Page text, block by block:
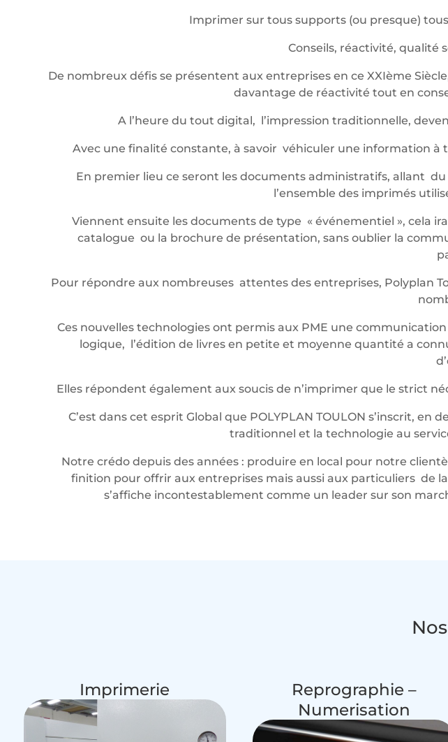
Imprimer sur tous supports (ou presque)
Conseils, réactivité, qualité
De nombreux défis se présentent aux entreprises en ce XXIème
davantage de réactivité tout en
A l’heure du tout digital, l’impression traditionnelle,
Avec une finalité constante, à savoir véhiculer une information
En premier lieu ce seront les documents administratifs, allant
l’ensemble des imprimés
Viennent ensuite les documents de type « événementiel », cela
catalogue ou la brochure de présentation, sans oublier la
Pour répondre aux nombreuses attentes des entreprises, Polyplan
Ces nouvelles technologies ont permis aux PME une
logique, l’édition de livres en petite et moyenne quantité a
Elles répondent également aux soucis de n’imprimer que le strict
C’est dans cet esprit Global que POLYPLAN TOULON s’inscrit,
traditionnel et la technologie au
Notre crédo depuis des années : produire en local pour notre
finition pour offrir aux entreprises mais aussi aux particuliers de
s’affiche incontestablement comme un leader sur son
Imprimerie
Reprographie –
Numerisation